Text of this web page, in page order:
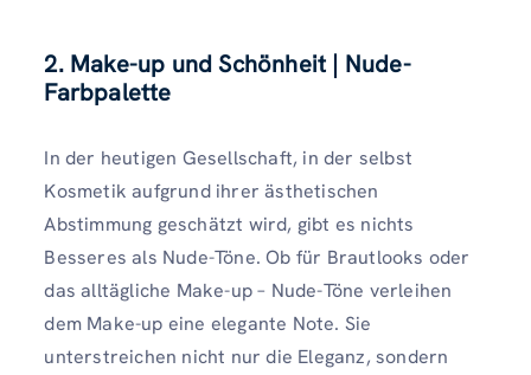
2. Make-up und Schönheit | Nude-
Farbpalette
In der heutigen Gesellschaft, in der selbst
Kosmetik aufgrund ihrer ästhetischen
Abstimmung geschätzt wird, gibt es nichts
Besseres als Nude-Töne. Ob für Brautlooks oder
das alltägliche Make-up – Nude-Töne verleihen
dem Make-up eine elegante Note. Sie
unterstreichen nicht nur die Eleganz, sondern